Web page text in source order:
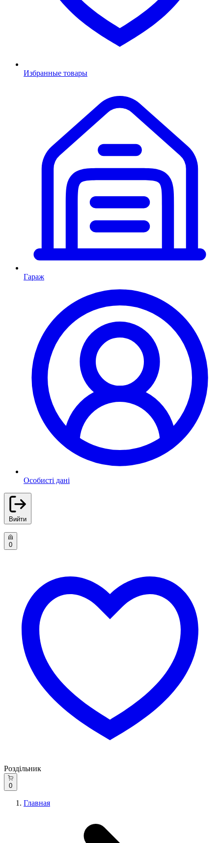
Избранные товары
Гараж
Особисті дані
Вийти
0
Роздільник
0
Главная